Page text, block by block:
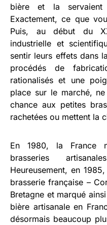
bière et la
Exactement, ce que
Puis, au début du
industrielle et
sentir leurs effets dans
procédés de
rationalisés et une
place sur le marché,
chance aux petites
rachetées ou mettent la
En 1980, la France
brasseries
Heureusement, en
brasserie française –
Bretagne et marqué
bière artisanale en
désormais beaucoup